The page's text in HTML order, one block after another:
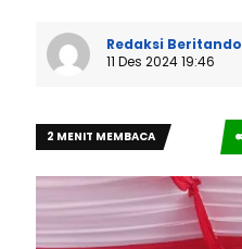
Redaksi Beritando
11 Des 2024 19:46
2 MENIT MEMBACA